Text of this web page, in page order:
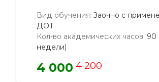
Вид обучения: Заочно с
ДОТ
Кол-во академических часов: 90
недели)
4 000 4 200